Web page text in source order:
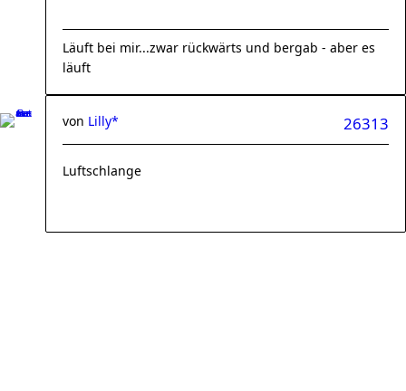
Läuft bei mir...zwar rückwärts und bergab - aber es
läuft
26313
von Lilly*
Luftschlange